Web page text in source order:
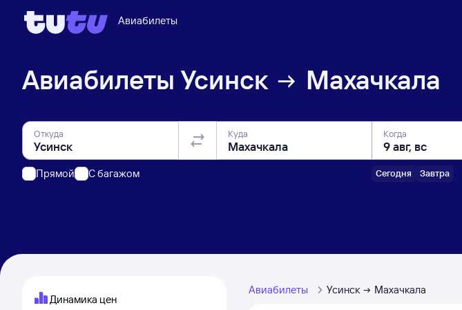
Авиабилеты
Авиабилеты Усинск Махачкала
Откуда
Прямой C багажом
Куда Когда
Сегодня Завтра
Динамика цен
Авиабилеты Усинск Махачкала